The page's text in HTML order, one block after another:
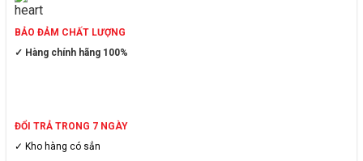
BẢO ĐẢM CHẤT LƯỢNG
✓ Hàng chính hãng 100%
ĐỔI TRẢ TRONG 7 NGÀY
✓ Kho hàng có sẳn